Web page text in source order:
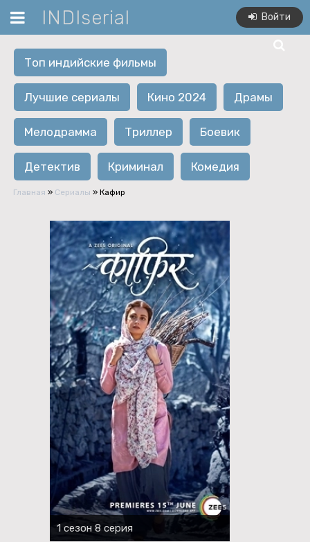
INDIserial Войти
Топ индийские фильмы
Лучшие сериалы Кино 2024 Драмы
Мелодрамма Триллер Боевик
Детектив Криминал Комедия
Главная » Сериалы » Кафир
1 сезон 8 серия